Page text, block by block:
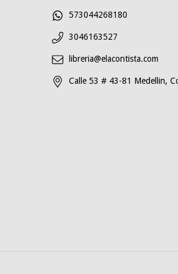
573044268180
3046163527
libreria@elacontista.com
Calle 53 # 43-81 Medellin,